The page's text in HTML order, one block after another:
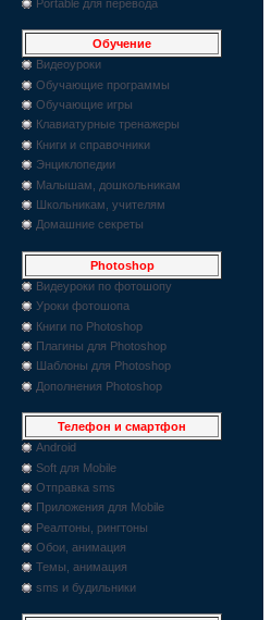
Portable для перевода
Обучение
Видеоуроки
Обучающие программы
Обучающие игры
Клавиатурные тренажеры
Книги и справочники
Энциклопедии
Малышам, дошкольникам
Школьникам, учителям
Домашние секреты
Photoshop
Видеуроки по фотошопу
Уроки фотошопа
Книги по Photoshop
Плагины для Photoshop
Шаблоны для Photoshop
Дополнения Photoshop
Телефон и смартфон
Android
Soft для Mobile
Отправка sms
Приложения для Mobile
Реалтоны, рингтоны
Обои, анимация
Темы, анимация
sms и будильники